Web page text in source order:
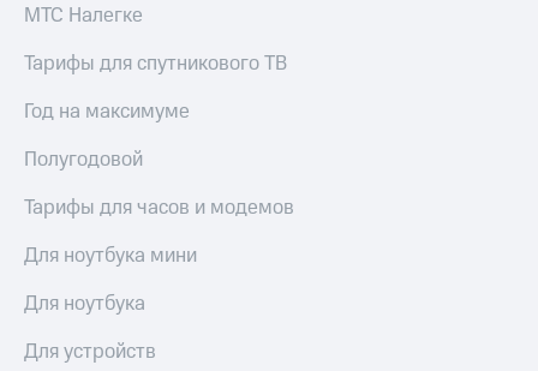
ТВ
Спутниковое
в МТС
номером
Поддержка
и подписки
на гигабайты
интернета,
музыка
и многое
другое
Семейная
на тарифы,
подписки
МТС Налегке
Тарифы для спутникового ТВ
Год на максимуме
Полугодовой
Тарифы для часов и модемов
Для ноутбука мини
Для ноутбука
Для устройств